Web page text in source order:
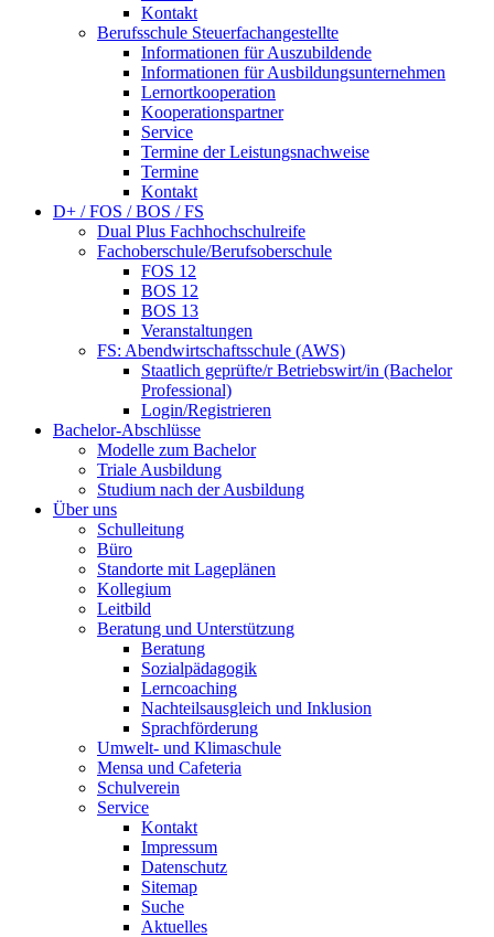
Kontakt
Berufsschule Steuerfachangestellte
Informationen für Auszubildende
Informationen für Ausbildungsunternehmen
Lernortkooperation
Kooperationspartner
Service
Termine der Leistungsnachweise
Termine
Kontakt
D+ / FOS / BOS / FS
Dual Plus Fachhochschulreife
Fachoberschule/Berufsoberschule
FOS 12
BOS 12
BOS 13
Veranstaltungen
FS: Abendwirtschaftsschule (AWS)
Staatlich geprüfte/r Betriebswirt/in (Bachelor
Professional)
Login/Registrieren
Bachelor-Abschlüsse
Modelle zum Bachelor
Triale Ausbildung
Studium nach der Ausbildung
Über uns
Schulleitung
Büro
Standorte mit Lageplänen
Kollegium
Leitbild
Beratung und Unterstützung
Beratung
Sozialpädagogik
Lerncoaching
Nachteilsausgleich und Inklusion
Sprachförderung
Umwelt- und Klimaschule
Mensa und Cafeteria
Schulverein
Service
Kontakt
Impressum
Datenschutz
Sitemap
Suche
Aktuelles